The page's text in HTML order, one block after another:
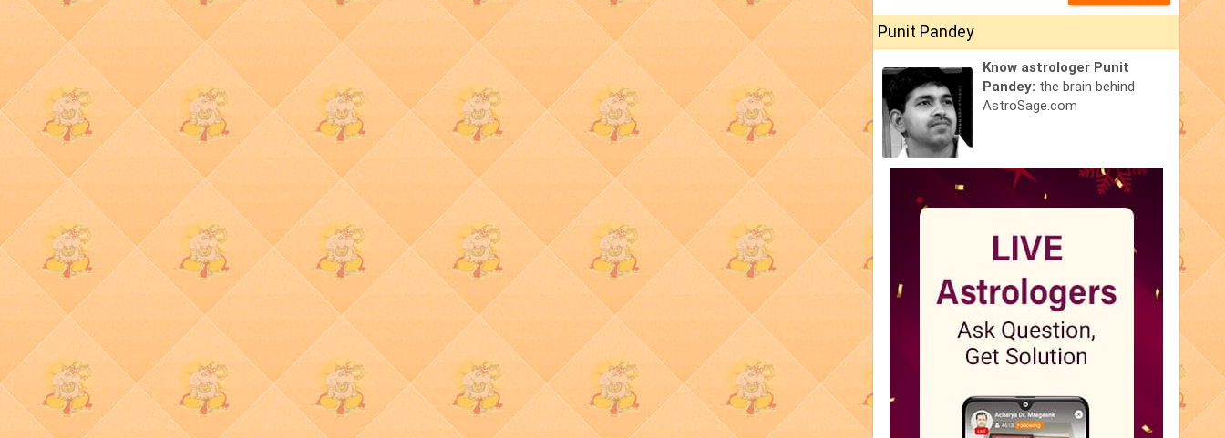
Punit Pandey
Know astrologer Punit
Pandey: the brain behind
AstroSage.com